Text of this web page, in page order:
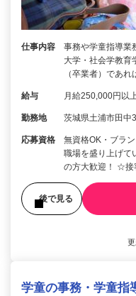
仕事内容
事務や学童指導業
大学・社会学教育
（卒業者）であ
給与 月給250,000円以
勤務地 茨城県土浦市田中
応募資格
無資格OK・ブラ
職場を盛り上げて
の方大歓迎！ ☆接
後で見る
学童の事務・学童指